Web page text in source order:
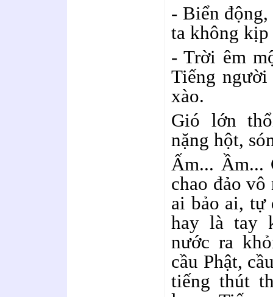
- Biển
ta không
- Trời êm
Tiếng
xào.
Gió lớn
nặng hột,
Ấm... Ầm...
chao đảo
ai bảo ai,
hay là tay
nước ra
cầu Phật,
tiếng thút